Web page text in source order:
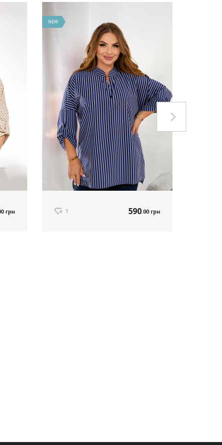
грн
NEW
1 590.00 грн